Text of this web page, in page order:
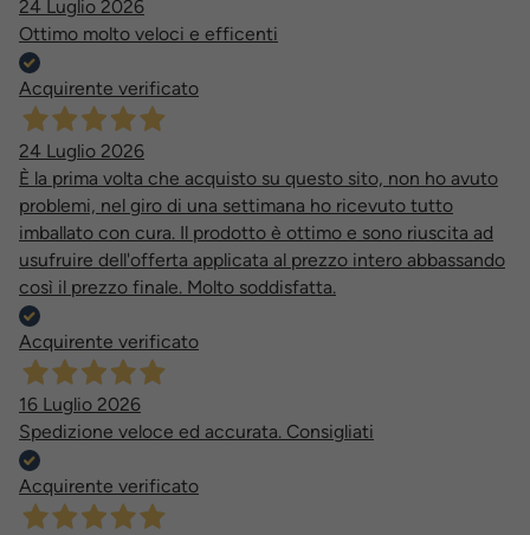
24 Luglio 2026
Ottimo molto veloci e efficenti
Acquirente verificato
24 Luglio 2026
È la prima volta che acquisto su questo sito, non ho avuto
problemi, nel giro di una settimana ho ricevuto tutto
imballato con cura. Il prodotto è ottimo e sono riuscita ad
usufruire dell'offerta applicata al prezzo intero abbassando
così il prezzo finale. Molto soddisfatta.
Acquirente verificato
16 Luglio 2026
Spedizione veloce ed accurata. Consigliati
Acquirente verificato